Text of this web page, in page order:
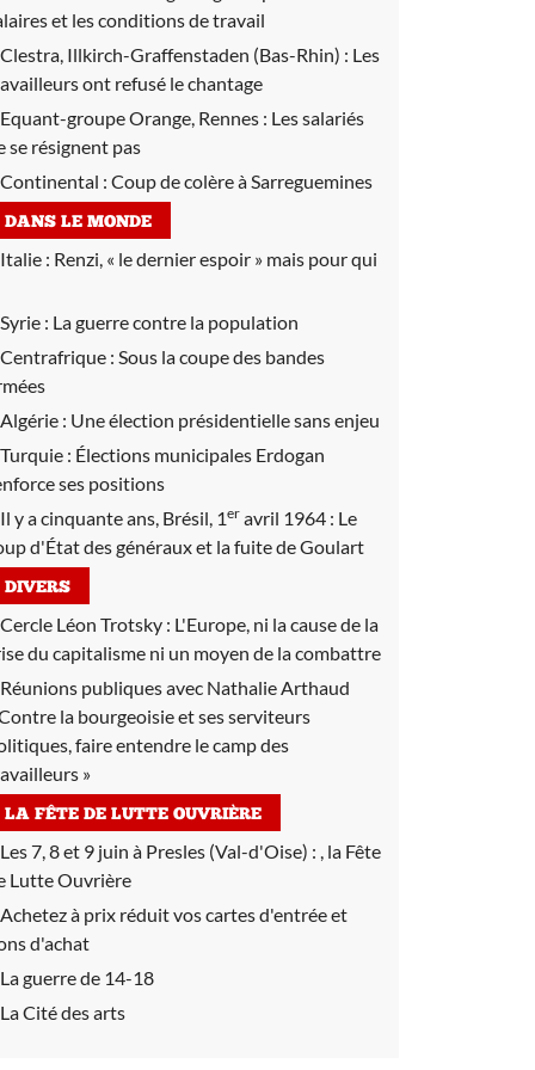
et les conditions de travail
Clestra, Illkirch-Graffenstaden (Bas-Rhin) : Les
ont refusé le chantage
Equant-groupe Orange, Rennes : Les salariés
se résignent pas
Continental : Coup de colère à Sarreguemines
DANS LE MONDE
Italie : Renzi, « le dernier espoir » mais pour qui
Syrie : La guerre contre la population
Centrafrique : Sous la coupe des bandes
Algérie : Une élection présidentielle sans enjeu
Turquie : Élections municipales Erdogan
ses positions
Il y a cinquante ans, Brésil, 1er avril 1964 : Le
d'État des généraux et la fuite de Goulart
DIVERS
Cercle Léon Trotsky : L'Europe, ni la cause de la
du capitalisme ni un moyen de la combattre
Réunions publiques avec Nathalie Arthaud
la bourgeoisie et ses serviteurs
faire entendre le camp des
»
LA FÊTE DE LUTTE OUVRIÈRE
Les 7, 8 et 9 juin à Presles (Val-d'Oise) : , la Fête
Lutte Ouvrière
Achetez à prix réduit vos cartes d'entrée et
d'achat
La guerre de 14-18
La Cité des arts